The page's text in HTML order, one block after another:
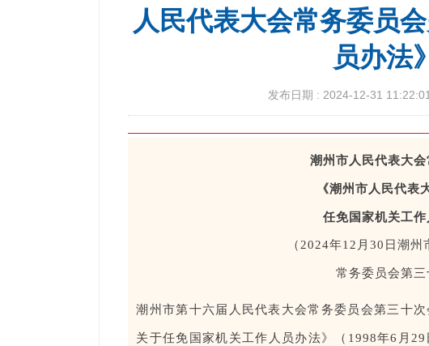
人民代表大会常务委员
员办法
发布日期 : 2024-12-31 11:22:01
潮州市人民代表大
《潮州市人民代表
任免国家机关工
（2024年12月30日潮
常务委员会第三
潮州市第十六届人民代表大会常务委员会第三十
关于任免国家机关工作人员办法》（1998年6月